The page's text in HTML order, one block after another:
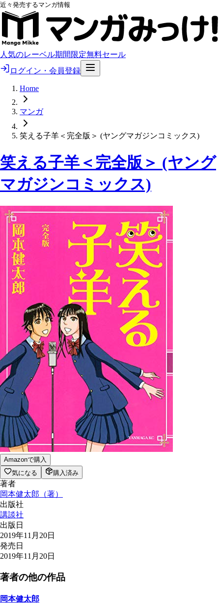
近々発売するマンガ情報
人気のレーベル期間限定無料セール
ログイン・会員登録
Home
マンガ
笑える子羊＜完全版＞ (ヤングマガジンコミックス)
笑える子羊＜完全版＞ (ヤング
マガジンコミックス)
Amazonで購入
気になる
購入済み
著者
岡本健太郎 （著）
出版社
講談社
出版日
2019年11月20日
発売日
2019年11月20日
著者の他の作品
岡本健太郎